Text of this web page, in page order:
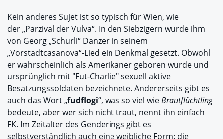
Kein anderes Sujet ist so typisch für Wien, wie
der „Parzival der Vulva“. In den Siebzigern wurde ihm
von Georg „Schurli“ Danzer in seinem
„Vorstadtcasanova“-Lied ein Denkmal gesetzt. Obwohl
er wahrscheinlich als Amerikaner geboren wurde und
ursprünglich mit "Fut-Charlie" sexuell aktive
Besatzungssoldaten bezeichnete. Andererseits gibt es
auch das Wort „fudflogi“, was so viel wieBrautflüchtling
bedeute, aber wer sich nicht traut, nennt ihn einfach
FK. Im Zeitalter des Genderings gibt es
selbstverständlich auch eine weibliche Form: die